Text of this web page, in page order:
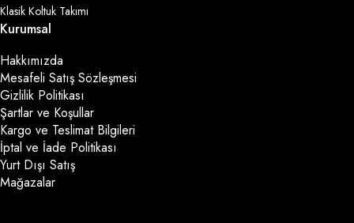
Klasik Koltuk Takımı
Kurumsal
Hakkımızda
Mesafeli Satış Sözleşmesi
Gizlilik Politikası
Şartlar ve Koşullar
Kargo ve Teslimat Bilgileri
İptal ve İade Politikası
Yurt Dışı Satış
Mağazalar